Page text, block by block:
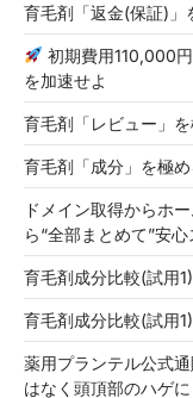
育毛剤「返金(保証)」
初期費用110,000
を加速せよ
育毛剤「レビュー」を
育毛剤「成分」を極め
ドメイン取得からホ
ら“全部まとめて”安心
育毛剤成分比較(試用
育毛剤成分比較(試用1)
薬用プランテル公式
はなく頭頂部のハゲ